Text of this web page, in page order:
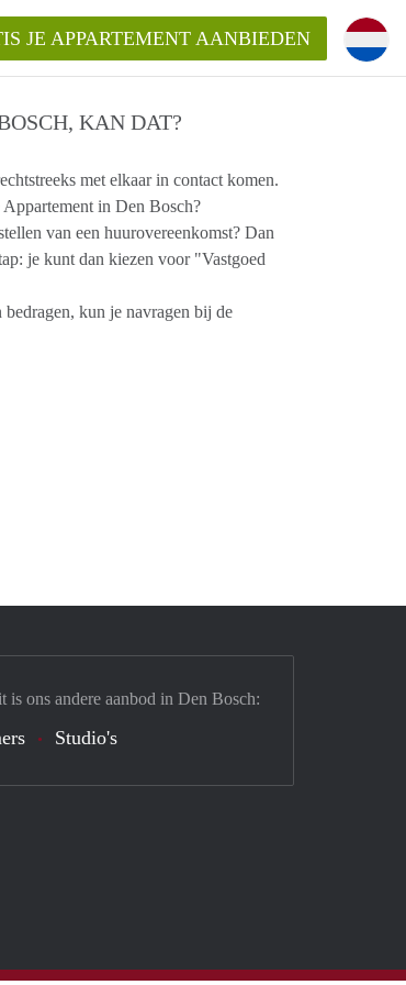
Bosch?
JE APPARTEMENT AANBIEDEN
KAN DAT?
met elkaar in contact komen.
in Den Bosch?
van een huurovereenkomst? Dan
je kunt dan kiezen voor "Vastgoed
kun je navragen bij de
is ons andere aanbod in Den Bosch:
Studio's